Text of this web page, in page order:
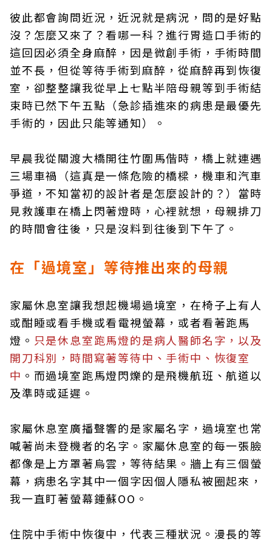
彼此都會詢問近況，近況就是病況，問的是好點
沒？怎麼又來了？看哪一科？進行胃造口手術的
這回因必須全身麻醉，因是微創手術，手術時間
並不長，但從等待手術到麻醉，從麻醉再到恢復
室，卻整整讓我從早上七點半陪母親等到手術結
束時已然下午五點（急診插進來的病患是最優先
手術的，因此只能等通知）。
早晨我從關渡大橋開往竹圍馬偕時，橋上就連遇
三場車禍（這真是一條危險的橋樑，機車和汽車
爭道，不知當初的設計者是怎麼設計的？）當時
見救護車在橋上閃著燈時，心裡就想，母親排刀
的時間會往後，只是沒料到往後到下午了。
在「過境室」等待推出來的母親
家屬休息室讓我想起機場過境室，在椅子上有人
或酣睡或看手機或看電視螢幕，或者看著跑馬
燈。 只是休息室跑馬燈的是病人醫師名字，以及
開刀科別，時間寫著等待中、手術中、恢復室
中 。而過境室跑馬燈閃爍的是飛機航班、航道以
及準時或延遲。
家屬休息室廣播聲響的是家屬名字，過境室也常
喊著尚未登機者的名字。家屬休息室的每一張臉
都像是上方罩著烏雲，等待結果。牆上有三個螢
幕，病患名字其中一個字因個人隱私被圈起來，
我一直盯著螢幕鍾蘇OO。
住院中手術中恢復中，代表三種狀況。漫長的等